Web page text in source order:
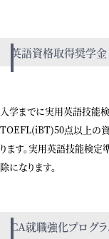
英語資格取得奨学金
入学までに実用英語技能
TOEFL(iBT)50点以上の
ります。実用英語技能検
除になります。
CA就職強化プログ